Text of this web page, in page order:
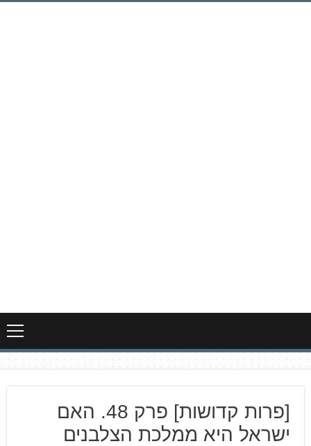
לדלג
[פרות קדושות] פרק 48. האם
ישראל היא ממלכת הצלבנים